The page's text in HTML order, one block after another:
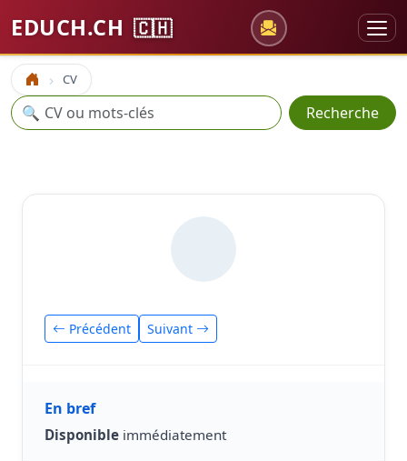
EDUCH.CH 🇨🇭
Accueil CV
Recherche
🔍 Recherche
Précédent Suivant
En bref
Disponible immédiatement